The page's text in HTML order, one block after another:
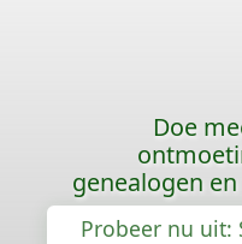
Doe
genealogen
Probeer nu uit: